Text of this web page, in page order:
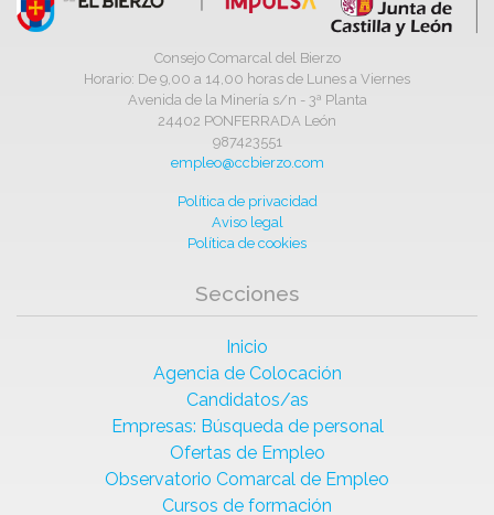
Consejo Comarcal del Bierzo
Horario: De 9,00 a 14,00 horas de Lunes a Viernes
Avenida de la Minería s/n - 3ª Planta
24402 PONFERRADA León
987423551
empleo@ccbierzo.com
Política de privacidad
Aviso legal
Política de cookies
Secciones
Inicio
Agencia de Colocación
Candidatos/as
Empresas: Búsqueda de personal
Ofertas de Empleo
Observatorio Comarcal de Empleo
Cursos de formación